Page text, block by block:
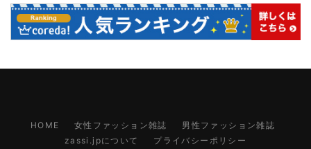
HOME 女性ファッション雑誌
男性ファッション雑誌
zassi.jpについて
プライバシーポリシー